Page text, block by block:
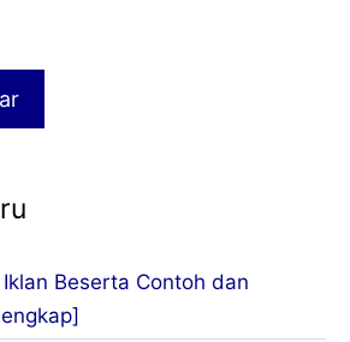
Beserta Contoh dan